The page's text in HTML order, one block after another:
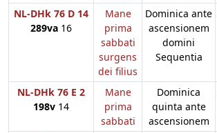
NL-DHk 76 D 14
289va 16
Mane
prima
sabbati
surgens
dei filius
Dominica ante
ascensionem
domini
Sequentia
NL-DHk 76 E 2
198v 14
Mane
prima
sabbati
Dominica
quinta ante
ascensionem